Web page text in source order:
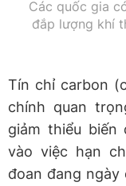
Các quốc gia
đắp lượng khí
Tín chỉ carbon
chính quan
giảm thiểu
vào việc hạn
đoan đang